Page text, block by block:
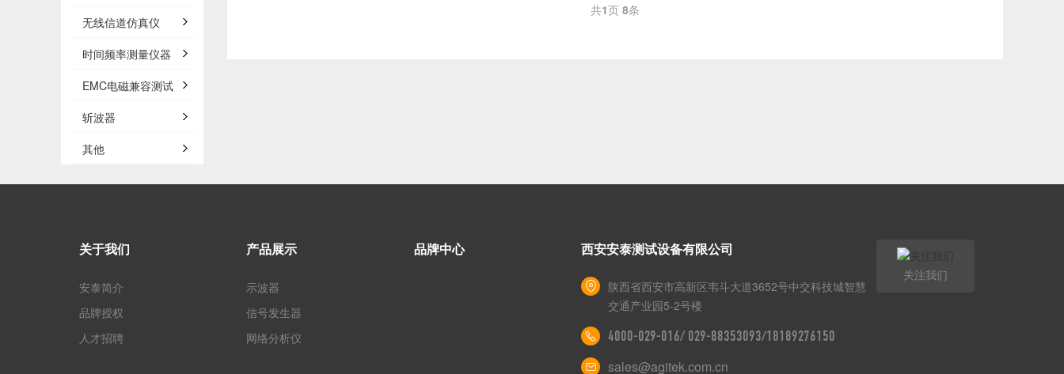
无线信道仿真仪
时间频率测量仪器
EMC电磁兼容测试
斩波器
其他
共1页 8条
关于我们
安泰简介
品牌授权
人才招聘
产品展示
示波器
信号发生器
网络分析仪
品牌中心 西安安泰测试设备有限公司
陕西省西安市高新区韦斗大道3652号中交科技城智慧
交通产业园5-2号楼
4000-029-016/ 029-88353093/18189276150
sales@agitek.com.cn
关注我们